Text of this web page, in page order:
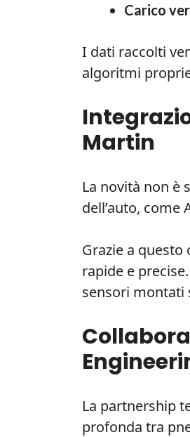
Carico
I dati raccolti
algoritmi
Martin
La novità non è
dell’auto, come
Grazie a
rapide e
sensori montati
La partnership
profonda tra